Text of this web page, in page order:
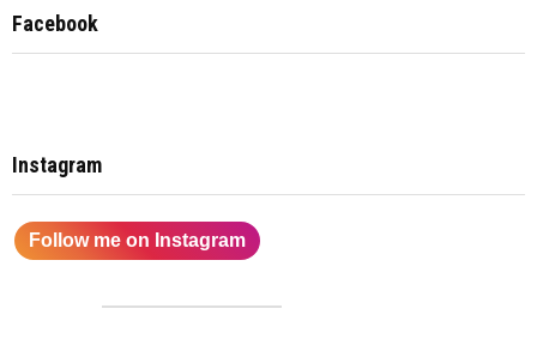
Facebook
Instagram
Follow me on Instagram